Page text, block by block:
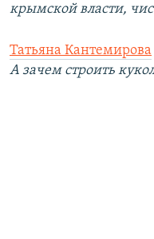
крымской власти,
Татьяна Кантемирова
А зачем строить